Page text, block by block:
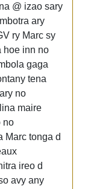
@ izao sary
ary
ry Marc sy
hoe inn no
gaga
tena
no
maire
no
Marc tonga d
ireo d
avy any